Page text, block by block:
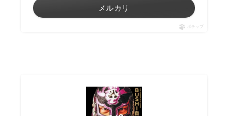
メルカリ
ポチップ